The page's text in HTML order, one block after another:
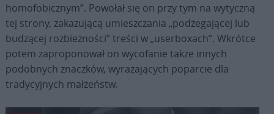
homofobicznym”. Powołał się on przy tym na wytyczną
tej strony, zakazującą umieszczania „podżegającej lub
budzącej rozbieżności” treści w „userboxach”. Wkrótce
potem zaproponował on wycofanie także innych
podobnych znaczków, wyrażających poparcie dla
tradycyjnych małżeństw.